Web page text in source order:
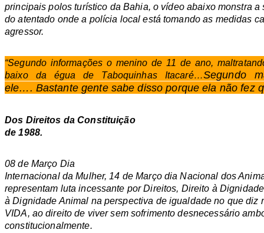
principais polos turístico da Bahia, o vídeo abaixo monstra a
do atentado onde a polícia local está tomando as medidas
agressor.
“Segundo informações o menino de 11 de ano,
baixo da égua de Taboquinhas Itacaré…Segundo
ele…. Bastante gente sabe disso porque ela não fez
Dos Direitos da Constituição
de 1988.
08 de Março Dia
Internacional da Mulher, 14 de Março dia Nacional dos
representam luta incessante por Direitos, Direito à
à Dignidade Animal na perspectiva de igualdade no que diz
VIDA, ao direito de viver sem sofrimento desnecessário
constitucionalmente.